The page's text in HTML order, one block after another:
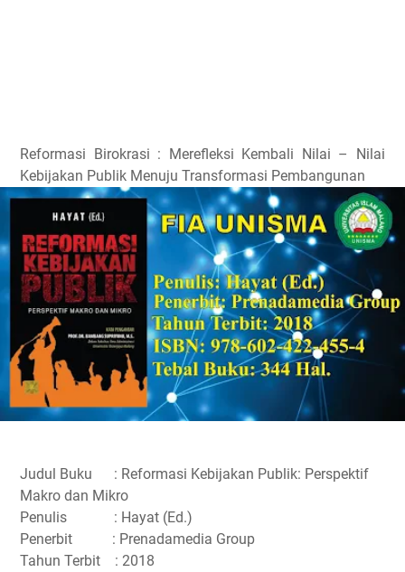
Reformasi Birokrasi : Merefleksi Kembali Nilai – Nilai
Kebijakan Publik Menuju Transformasi Pembangunan
Judul Buku : Reformasi Kebijakan Publik: Perspektif
Makro dan Mikro
Penulis : Hayat (Ed.)
Penerbit : Prenadamedia Group
Tahun Terbit : 2018